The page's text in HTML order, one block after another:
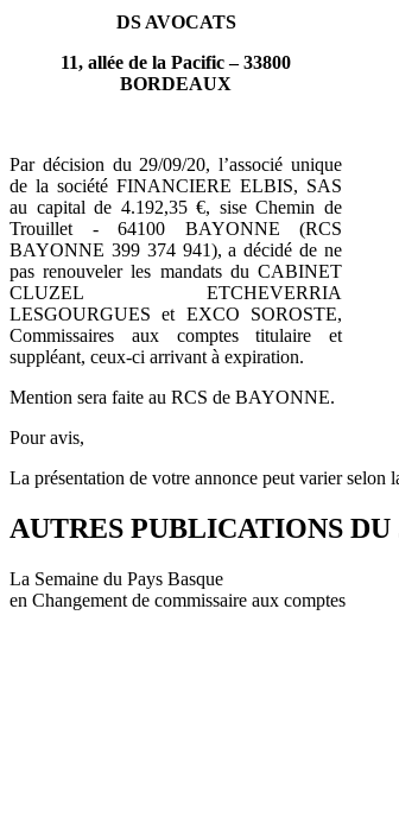
DS AVOCATS
11, allée de la Pacific – 33800
BORDEAUX
Par décision du 29/09/20, l’associé unique
de la société FINANCIERE ELBIS, SAS
au capital de 4.192,35 €, sise Chemin de
Trouillet - 64100 BAYONNE (RCS
BAYONNE 399 374 941), a décidé de ne
pas renouveler les mandats du CABINET
CLUZEL ETCHEVERRIA
LESGOURGUES et EXCO SOROSTE,
Commissaires aux comptes titulaire et
suppléant, ceux-ci arrivant à expiration.
Mention sera faite au RCS de BAYONNE.
Pour avis,
La présentation de votre annonce peut varier selon
AUTRES PUBLICATIONS
La Semaine du Pays Basque
en Changement de commissaire aux comptes